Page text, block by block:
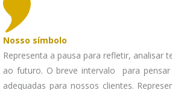
Nosso símbolo
Representa a pausa para refletir, analisar
ao futuro. O breve intervalo para
adequadas para nossos clientes.